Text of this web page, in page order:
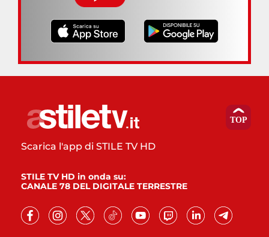
Scarica l'app di STILE TV HD
STILE TV HD in onda su:
CANALE 78 DEL DIGITALE TERRESTRE